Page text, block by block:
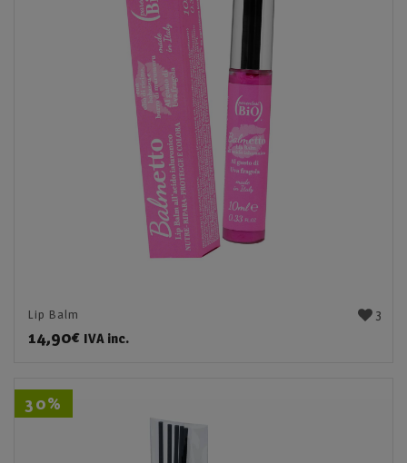
3
Lip Balm
14,90€ IVA inc.
30%